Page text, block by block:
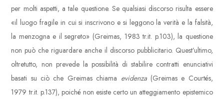
per molti aspetti, a tale questione. Se qualsiasi discorso risulta essere
«il luogo fragile in cui si inscrivono e si leggono la verità e la falsità,
la menzogna e il segreto» (Greimas, 1983 tr.it. p.103), la questione
non può che riguardare anche il discorso pubblicitario. Quest’ultimo,
oltretutto, non prevede la possibilità di stabilire contratti enunciativi
basati su ciò che Greimas chiama evidenza(Greimas e Courtés,
1979 tr.it. p.137), poiché non esiste certo un atteggiamento epistemico